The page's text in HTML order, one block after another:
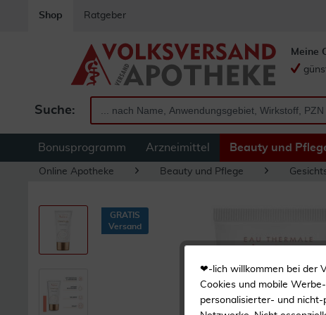
Shop Ratgeber
Suche:
Meine
Bonusprogramm Arzneimittel Beauty und
Online Apotheke Beauty und Pflege
GRATIS
Versand
❤-lich willkommen bei der
Cookies und mobile
personalisierter- und